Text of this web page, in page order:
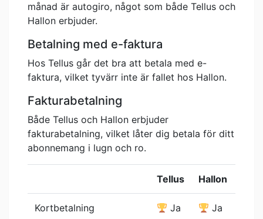
månad är autogiro, något som både Tellus och
Hallon erbjuder.
Betalning med e-faktura
Hos Tellus går det bra att betala med e-
faktura, vilket tyvärr inte är fallet hos Hallon.
Fakturabetalning
Både Tellus och Hallon erbjuder
fakturabetalning, vilket låter dig betala för ditt
abonnemang i lugn och ro.
Tellus Hallon
Kortbetalning Ja Ja